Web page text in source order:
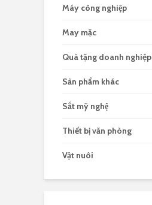
Máy công nghiệp
May mặc
Quà tặng doanh nghiệp
Sản phẩm khác
Sắt mỹ nghệ
Thiết bị văn phòng
Vật nuôi